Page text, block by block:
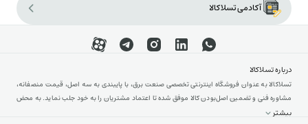
آکادمی تسلاکالا
درباره تسلاکالا
تسلاکالا به عنوان فروشگاه اینترنتی تخصصی صنعت برق، با پایبندی به سه اصل، قیمت منصفانه،
مشاوره فنی و تضمین اصل‌بودن کالا موفق شده تا اعتماد مشتریان را به خود جلب نماید. به محض
ورود به سایت تسلاکالا با دنیایی از تجهیزات رو به رو می‌شوید! تسلاکالا مثل یک نمایشگاه فنی با
بیشتر